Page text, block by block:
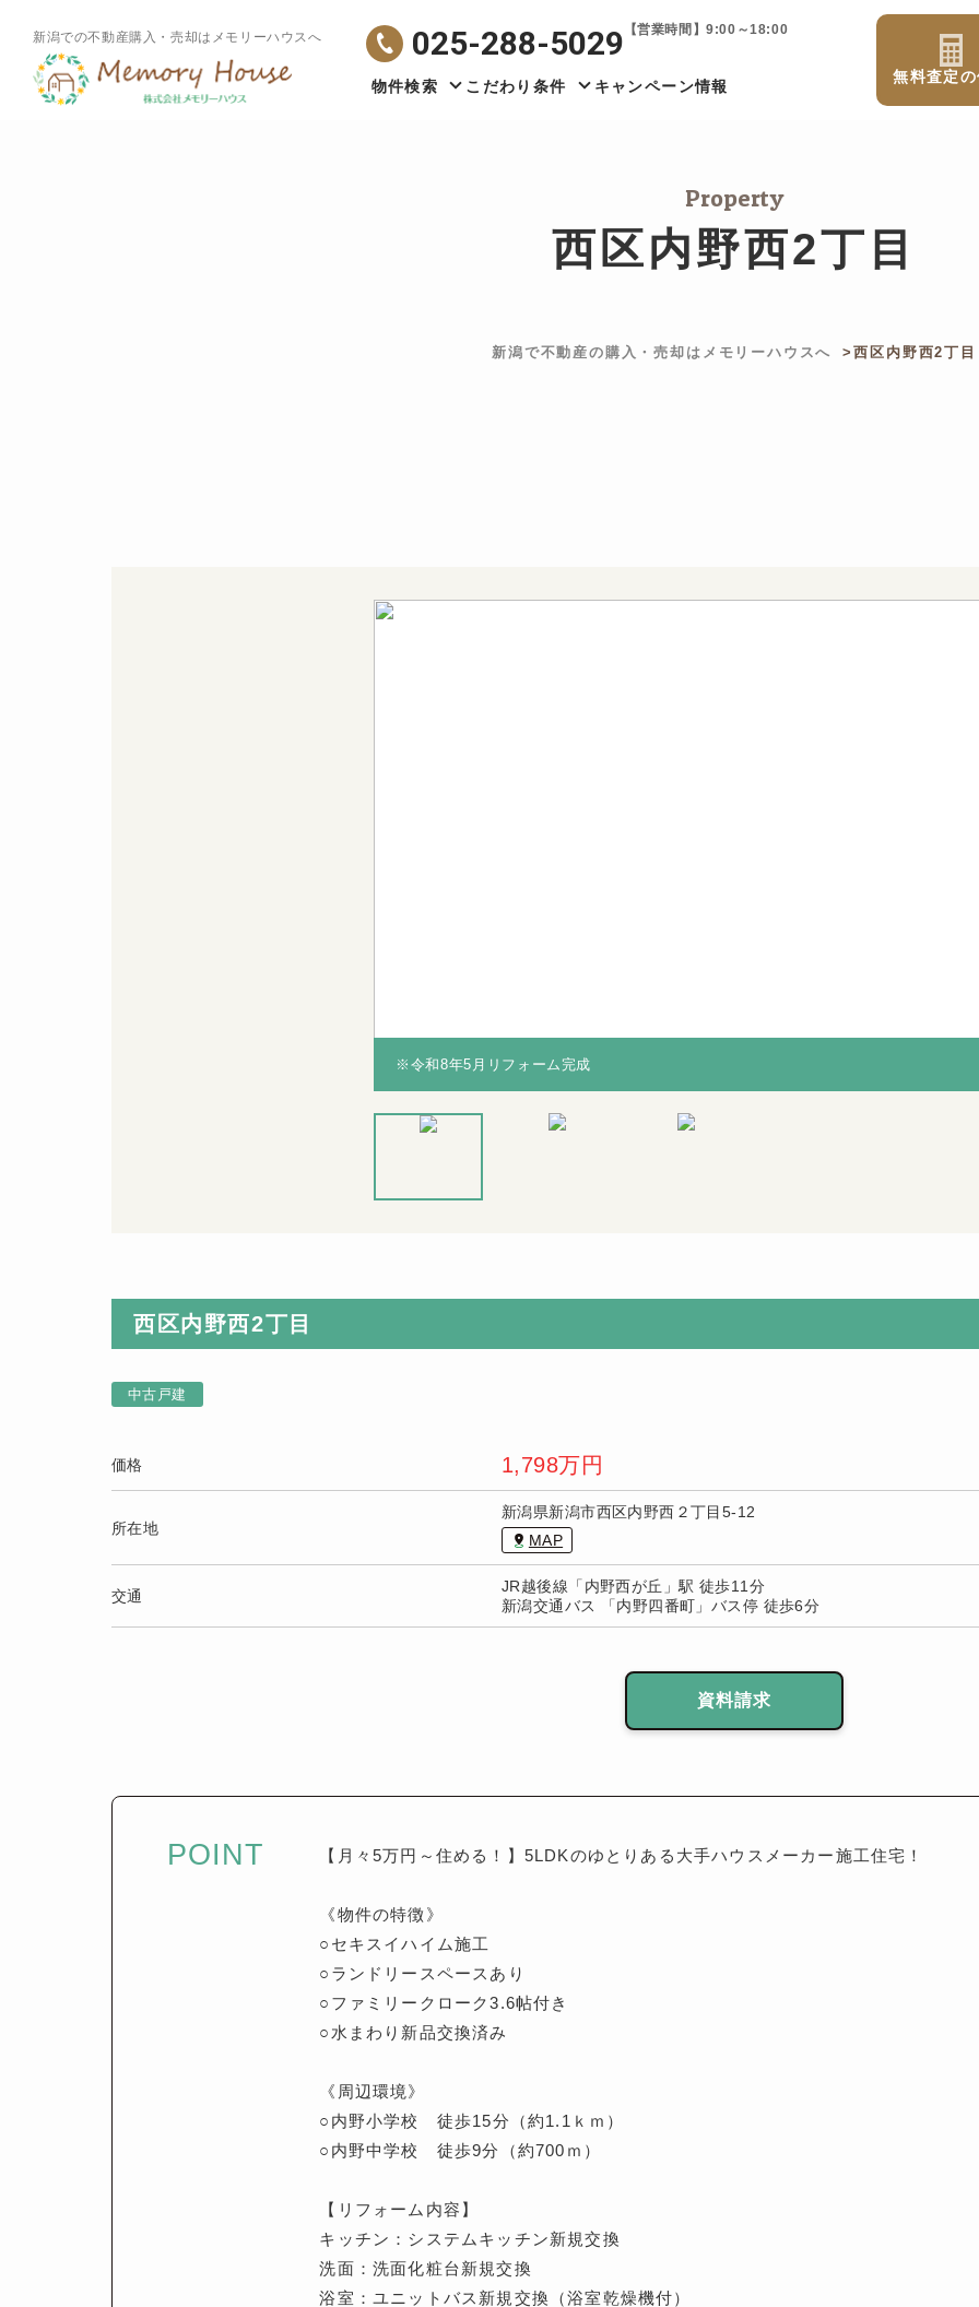
新潟での不動産購入・売却はメモリーハウスへ 025-288-5029 【営業時間】9:00～18:00
物件検索 こだわり条件 キャンペーン情報
無料査定の
Property
西区内野西2丁目
新潟で不動産の購入・売却はメモリーハウスへ 西区内野西2丁目
※令和8年5月リフォーム完成
※令和8年5月リフォーム完成
優先致します
（キッチン・
償保証！※保
西区内野西2丁目
中古戸建
価格 1,798万円
所在地
新潟県新潟市西区内野西２丁目5-12
MAP
交通
JR越後線「内野西が丘」駅 徒歩11分
新潟交通バス 「内野四番町」バス停 徒歩6分
資料請求
POINT 【月々5万円～住める！】5LDKのゆとりある大手ハウスメーカー施工住宅！
《物件の特徴》
○セキスイハイム施工
○ランドリースペースあり
○ファミリークローク3.6帖付き
○水まわり新品交換済み
《周辺環境》
○内野小学校 徒歩15分（約1.1ｋｍ）
○内野中学校 徒歩9分（約700ｍ）
【リフォーム内容】
キッチン：システムキッチン新規交換
洗面：洗面化粧台新規交換
浴室：ユニットバス新規交換（浴室乾燥機付）